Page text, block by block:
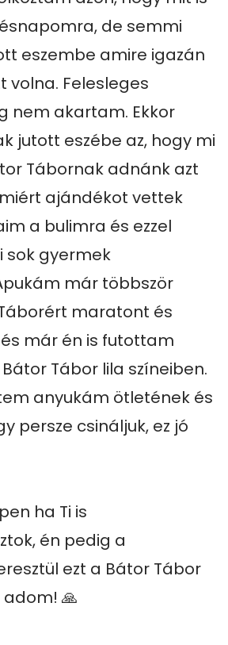
de semmi
eszembe amire igazán
volna. Felesleges
nem akartam. Ekkor
jutott eszébe az, hogy mi
Tábornak adnánk azt
ajándékot vettek
a bulimra és ezzel
sok gyermek
már többször
maratont és
már én is futottam
Tábor lila színeiben.
anyukám ötletének és
persze csináljuk, ez jó
ha Ti is
én pedig a
ezt a Bátor Tábor
🙏